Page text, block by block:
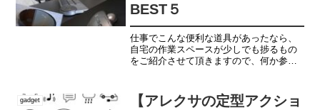
BEST５
仕事でこんな便利な道具があったなら、
自宅の作業スペースが少しでも捗るもの
をご紹介させて頂きますので、何か参考
gadget
【アレクサの定型アクショ